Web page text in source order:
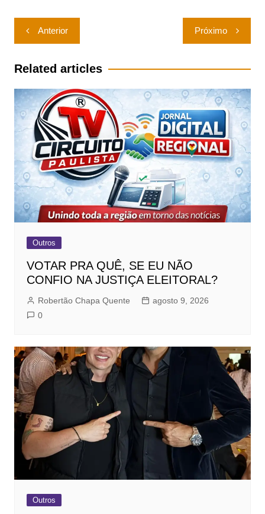
Navegação
de
Post
Anterior Próximo
Related articles
Outros
VOTAR PRA QUÊ, SE EU NÃO
CONFIO NA JUSTIÇA ELEITORAL?
Robertão Chapa Quente
agosto 9, 2026
0
Outros